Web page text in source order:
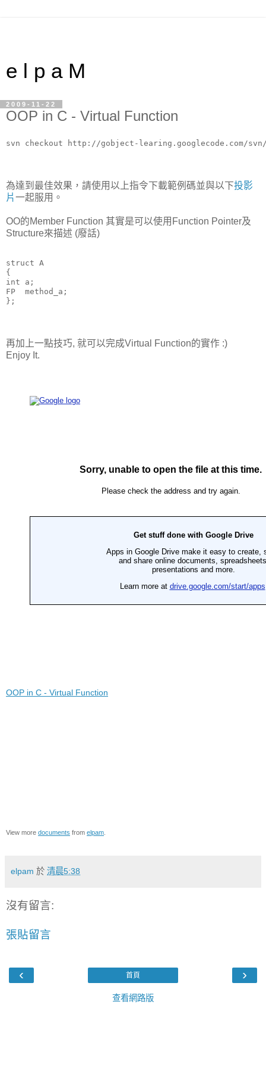
e l p a M
2009-11-22
OOP in C - Virtual Function
為達到最佳效果，請使用以上指令下載範例碼並與以下投影
片一起服用。
OO的Member Function 其實是可以使用Function Pointer及
Structure來描述 (廢話)
struct A
{
int a;
FP  method_a;
再加上一點技巧, 就可以完成Virtual Function的實作 :)
Enjoy It.
OOP in C - Virtual Function
View more documents from elpam
elpam 於 清晨5:38
沒有留言:
張貼留言
‹ ›
首頁
查看網路版